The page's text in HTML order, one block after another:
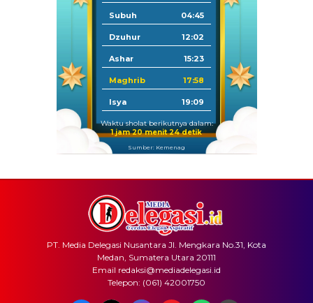
Subuh 04:45
Dzuhur 12:02
Ashar 15:23
Maghrib 17:58
Isya 19:09
Waktu sholat berikutnya dalam:
1 jam 20 menit 24 detik
Sumber: Kemenag
PT. Media Delegasi Nusantara Jl. Mengkara No.31, Kota
Medan, Sumatera Utara 20111
Email redaksi@mediadelegasi.id
Telepon: (061) 42001750